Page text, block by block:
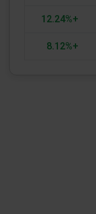
+12.24%
+8.12%